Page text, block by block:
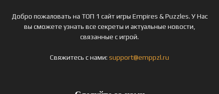
Добро пожаловать на ТОП 1 сайт игры Empires & Puzzles. У Нас
вы сможете узнать все секреты и актуальные новости,
связанные с игрой.
Свяжитесь с нами: support@emppzl.ru